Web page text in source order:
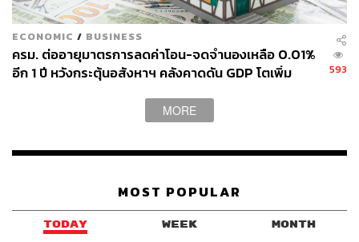
ECONOMIC / BUSINESS
ครม. ต่ออายุมาตรการลดค่าโอน-จดจำนองเหลือ 0.01%
อีก 1 ปี หวังกระตุ้นอสังหาฯ คลังคาดดัน GDP โตเพิ่ม
593
MORE
MOST POPULAR
TODAY WEEK MONTH